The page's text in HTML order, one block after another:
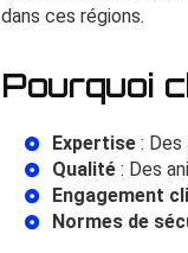
dans ces régions.
Pourquoi
Expertise :
Qualité : Des
Engagement
Normes de